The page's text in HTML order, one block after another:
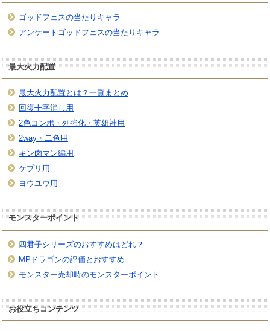
ゴッドフェスの当たりキャラ
アンケートゴッドフェスの当たりキャラ
最大火力配置
最大火力配置とは？一覧まとめ
回復十字消し用
2色コンボ・列強化・英雄神用
2way・二色用
キン肉マン編用
ケプリ用
ヨウユウ用
モンスターポイント
四君子シリーズのおすすめはどれ？
MPドラゴンの評価とおすすめ
モンスター売却時のモンスターポイント
お役立ちコンテンツ